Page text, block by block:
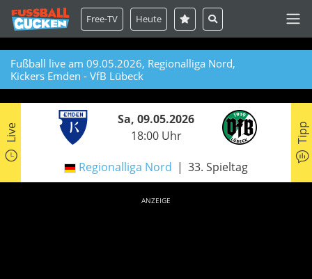
Free-TV Heute
Fußball live am 09.05.2026, Regionalliga Nord,
Kickers Emden - VfB Lübeck
Live
Sa, 09.05.2026
18:00 Uhr
Regionalliga Nord 33. Spieltag
Tipp
ANZEIGE